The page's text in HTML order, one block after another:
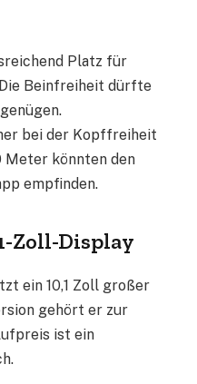
Platz für
Beinfreiheit dürfte
bei der Kopffreiheit
Meter könnten den
empfinden.
Zoll-Display
ein 10,1 Zoll großer
gehört er zur
ist ein